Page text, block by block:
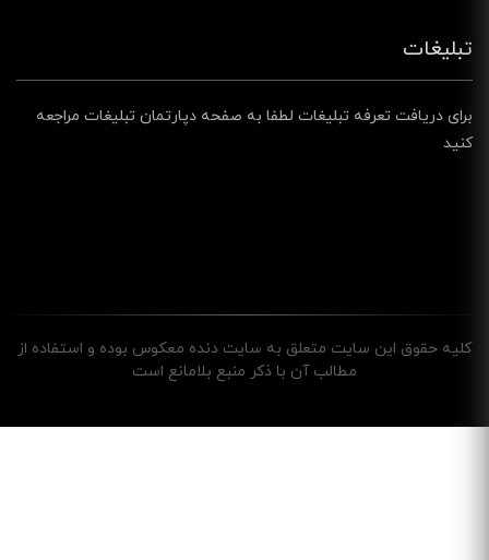
تبلیغات
برای دریافت تعرفه تبلیغات لطفا به صفحه دپارتمان تبلیغات مراجعه
کنید
کليه حقوق اين سايت متعلق به سایت دنده معکوس بوده و استفاده از
مطالب آن با ذکر منبع بلامانع است